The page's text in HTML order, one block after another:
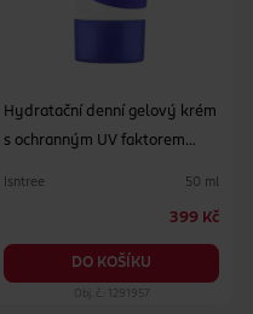
Hydratační denní gelový krém
s ochranným UV faktorem
Isntree 50 ml
399 Kč
DO KOŠÍKU
Obj. č.: 1291957